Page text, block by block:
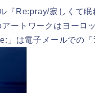
『Re:pray/寂しくて
ートワークはヨーロ
」は電子メールでの